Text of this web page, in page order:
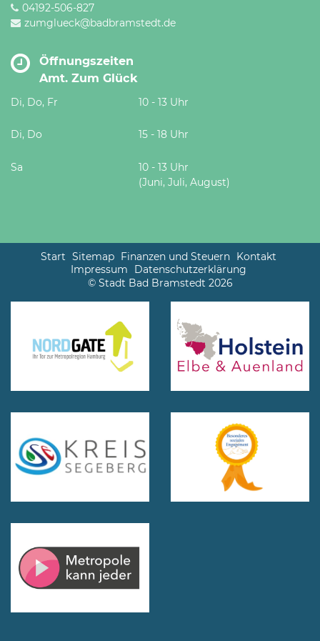
04192-506-827
zumglueck@badbramstedt.de
Öffnungszeiten
Amt. Zum Glück
Di, Do, Fr 10 - 13 Uhr
Di, Do 15 - 18 Uhr
Sa
10 - 13 Uhr
(Juni, Juli, August)
Start Sitemap Finanzen und Steuern Kontakt
Impressum
Datenschutzerklärung
© Stadt Bad Bramstedt 2026